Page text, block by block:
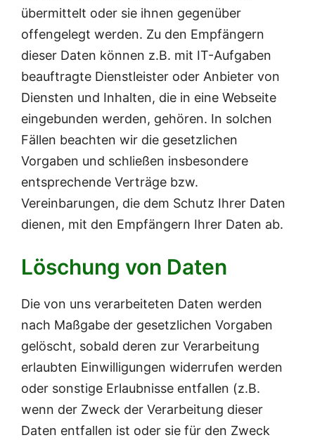
übermittelt oder sie ihnen gegenüber
offengelegt werden. Zu den Empfängern
dieser Daten können z.B. mit IT-Aufgaben
beauftragte Dienstleister oder Anbieter von
Diensten und Inhalten, die in eine Webseite
eingebunden werden, gehören. In solchen
Fällen beachten wir die gesetzlichen
Vorgaben und schließen insbesondere
entsprechende Verträge bzw.
Vereinbarungen, die dem Schutz Ihrer Daten
dienen, mit den Empfängern Ihrer Daten ab.
Löschung von Daten
Die von uns verarbeiteten Daten werden
nach Maßgabe der gesetzlichen Vorgaben
gelöscht, sobald deren zur Verarbeitung
erlaubten Einwilligungen widerrufen werden
oder sonstige Erlaubnisse entfallen (z.B.
wenn der Zweck der Verarbeitung dieser
Daten entfallen ist oder sie für den Zweck